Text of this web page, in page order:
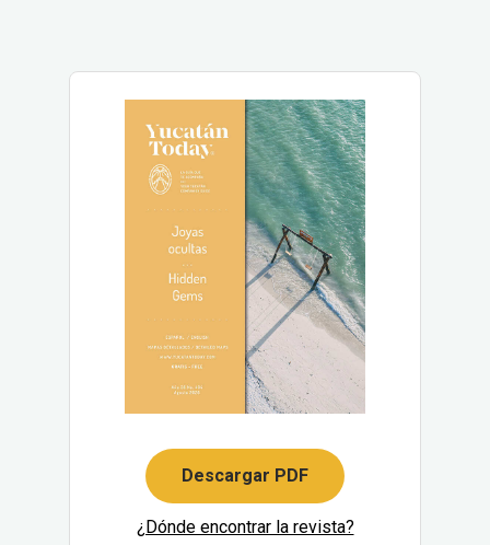
Descargar PDF
¿Dónde encontrar la revista?